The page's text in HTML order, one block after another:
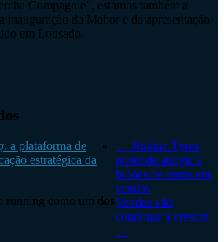
Compagnie”, estamos também a
inauguração da Mabor e da apresentação
em Lousado.
: a plataforma de
estratégica da
running como um dos
← Nokian Tyres
pretende atingir 2
biliões de euros em
vendas
Vendas vão
continuar a crescer
→